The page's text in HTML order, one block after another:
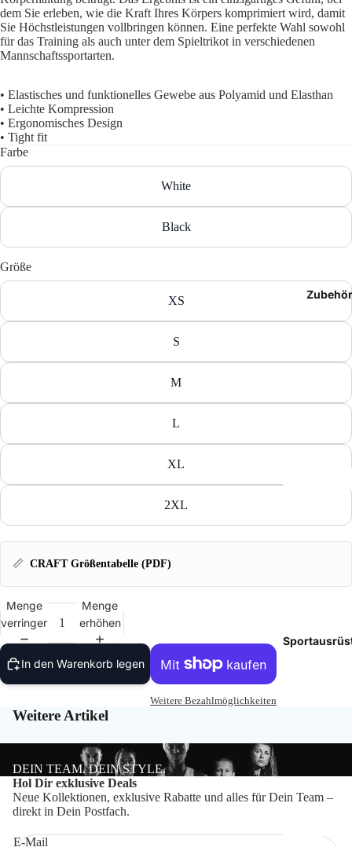
Hosen
Zubehör
dem Sie erleben, wie die Kraft Ihres Körpers komprimiert wird, damit
Sie Höchstleistungen vollbringen können. Eine perfekte Wahl sowohl
für das Training als auch unter dem Spieltrikot in verschiedenen
Mannschaftssportarten.
• Elastisches und funktionelles Gewebe aus Polyamid und Elasthan
• Leichte Kompression
• Ergonomisches Design
• Tight fit
Farbe
White
Black
Größe
XS
S
M
L
XL
2XL
📏 CRAFT Größentabelle (PDF)
Menge
verringern
Menge
erhöhen
In den Warenkorb legen
Weitere Bezahlmöglichkeiten
Weitere Artikel
DEIN TEAM. DEIN STYLE.
Hol Dir exklusive Deals
Neue Kollektionen, exklusive Rabatte und alles für Dein Team –
direkt in Dein Postfach.
E-Mail
Datenschutzerklärung
Impressum